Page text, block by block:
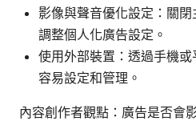
影像與聲音優化設定：關閉
調整個人化廣告設定。
使用外部裝置：透過手機
容易設定和管理。
內容創作者觀點：廣告是否會